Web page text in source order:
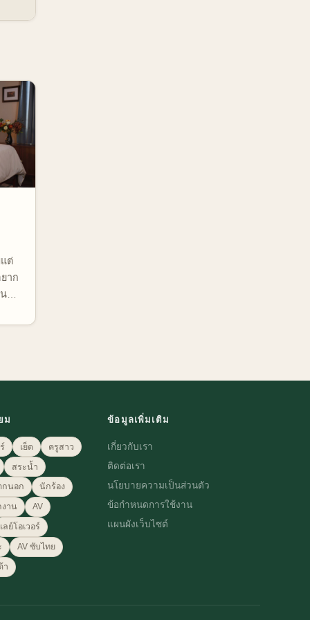
ต่
าก
ที่ดี
ม
เย็ด ครูสาว
สระน้ำ
กนอก นักร้อง
าน AV
เลย์โอเวอร์
AV ซับไทย
า
ข้อมูลเพิ่มเติม
เกี่ยวกับเรา
ติดต่อเรา
นโยบายความเป็นส่วนตัว
ข้อกำหนดการใช้งาน
แผนผังเว็บไซต์